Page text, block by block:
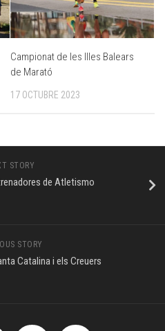
Campionat de les Illes Balears
de Marató
17 OCTUBRE 2023
STORY
de Atletismo
STORY
Catalina i els Creuers